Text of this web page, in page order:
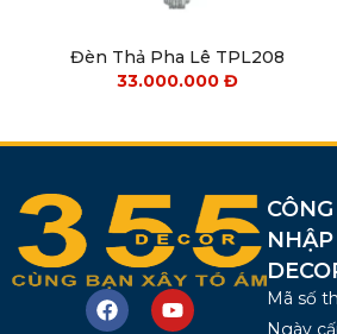
Đèn Thả Pha Lê TPL208
33.000.000Đ
Mã số
Ngày